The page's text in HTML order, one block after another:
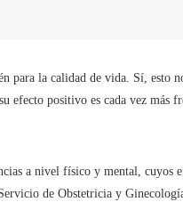
para la calidad de vida. Sí, esto
efecto positivo es cada vez más
a nivel físico y mental, cuyos
de Obstetricia y